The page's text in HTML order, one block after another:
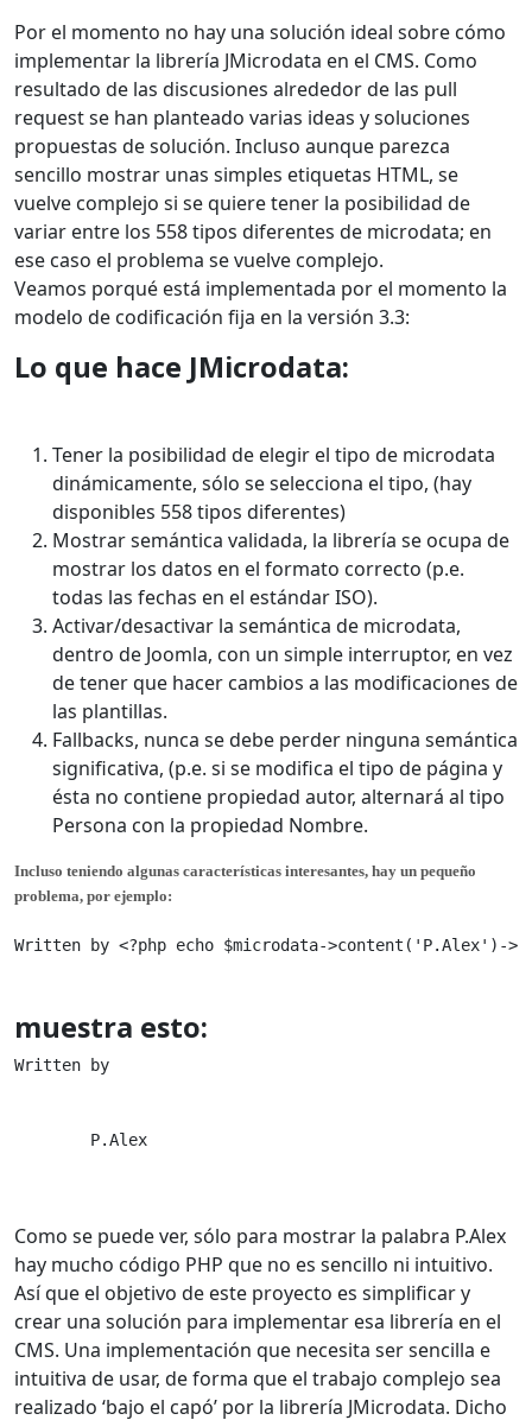
Por el momento no hay una solución ideal sobre cómo
implementar la librería JMicrodata en el CMS. Como
resultado de las discusiones alrededor de las pull
request se han planteado varias ideas y soluciones
propuestas de solución. Incluso aunque parezca
sencillo mostrar unas simples etiquetas HTML, se
vuelve complejo si se quiere tener la posibilidad de
variar entre los 558 tipos diferentes de microdata; en
ese caso el problema se vuelve complejo.
Veamos porqué está implementada por el momento la
modelo de codificación fija en la versión 3.3:
Lo que hace JMicrodata:
Tener la posibilidad de elegir el tipo de microdata
dinámicamente, sólo se selecciona el tipo, (hay
disponibles 558 tipos diferentes)
Mostrar semántica validada, la librería se ocupa de
mostrar los datos en el formato correcto (p.e.
todas las fechas en el estándar ISO).
Activar/desactivar la semántica de microdata,
dentro de Joomla, con un simple interruptor, en vez
de tener que hacer cambios a las modificaciones de
las plantillas.
Fallbacks, nunca se debe perder ninguna semántica
significativa, (p.e. si se modifica el tipo de página y
ésta no contiene propiedad autor, alternará al tipo
Persona con la propiedad Nombre.
Incluso teniendo algunas características interesantes, hay un pequeño
problema, por ejemplo:
Written by <?php echo $microdata-
muestra esto:
        P.Alex
Como se puede ver, sólo para mostrar la palabra P.Alex
hay mucho código PHP que no es sencillo ni intuitivo.
Así que el objetivo de este proyecto es simplificar y
crear una solución para implementar esa librería en el
CMS. Una implementación que necesita ser sencilla e
intuitiva de usar, de forma que el trabajo complejo sea
realizado ‘bajo el capó’ por la librería JMicrodata. Dicho